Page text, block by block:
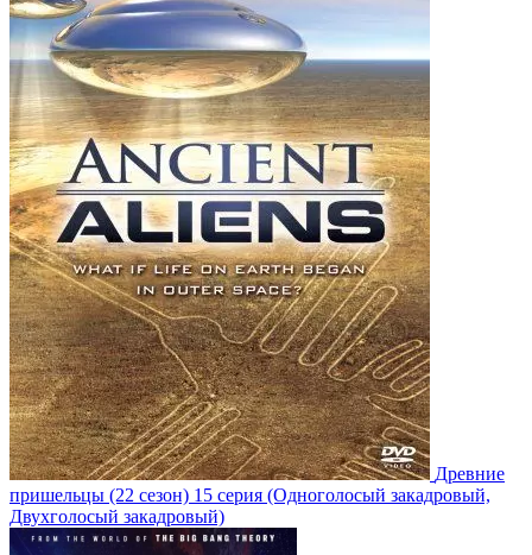
Древние
пришельцы (22 сезон) 15 серия (Одноголосый закадровый,
Двухголосый закадровый)